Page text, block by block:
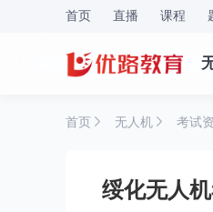
首页 直播 课程
首页 无人机 考试
绥化无人